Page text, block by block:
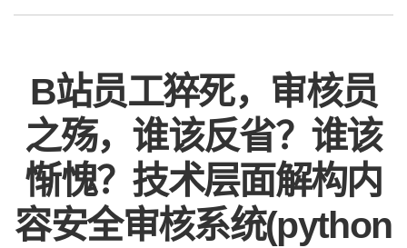
B站员工猝死，审核员
之殇，谁该反省？谁该
惭愧？技术层面解构内
容安全审核系统(python